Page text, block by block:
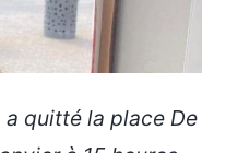
a quitté la place De